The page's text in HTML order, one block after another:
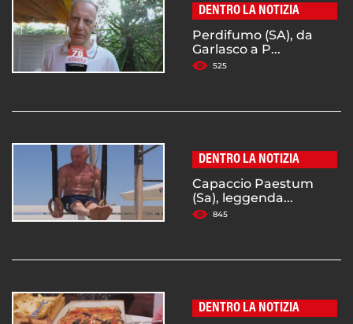
DENTRO LA NOTIZIA
Perdifumo (SA), da
Garlasco a P...
525
DENTRO LA NOTIZIA
Capaccio Paestum
(Sa), leggenda...
845
DENTRO LA NOTIZIA